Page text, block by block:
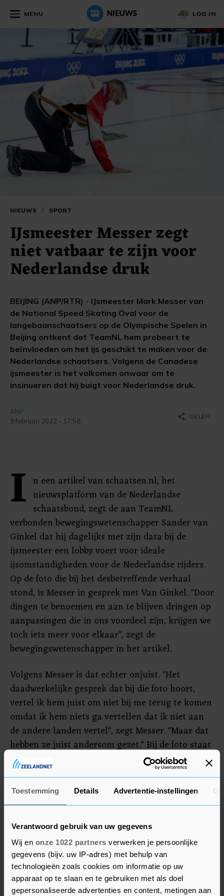
Toestemming Details Advertentie-instellingen
Verantwoord gebruik van uw gegevens
Wij en onze 1022 partners verwerken je persoonlijke
gegevens (bijv. uw IP-adres) met behulp van
technologieën zoals cookies om informatie op uw
apparaat op te slaan en te gebruiken met als doel
gepersonaliseerde advertenties en content, metingen aan
MENU LOG IN
NIEUWS / SPORT
IJsmeester Messer zegt
niet vatbaar te zijn voor
Nederlandse druk
BEIJING (ANP/RTR) - IJsmeester Mark Messer van
de National Speed Skating Oval voor de
langebaanschaatsers op de Olympische Spelen in
Beijing ontkent dat TeamNL hem probeert te
beïnvloeden om het ijs geschikt te maken voor de
Nederlandse schaatsers. Volgens de Canadese
ijsmeester is het volkomen onwaar om te
insinueren dat hij buigt voor Nederlandse druk.
ANP
9 februari 2022 - 17:58
share DELEN
I n een artikel van schaatsen.nl, het
nieuwsplatform van de Nederlandse
schaatsbond, zegt de aan TeamNL
verbonden bewegingswetenschapper Sander van
Ginkel dat hij dagelijks met zijn data bij de
ijsmeester een lobby voert voor ideale
ijsomstandigheden voor de Nederlandse rijders.
Op de foto die bij het desbetreffende verhaal
stond, is Messer in gesprek met Van Ginkel. "Door
dingen te benoemen en aan te blijven dringen op
aanpassingen die in ons voordeel zijn, krijgen we
toch iets meer voor elkaar", zegt de
bewegingswetenschapper in het artikel.
Volgens Messer is dat echter onjuist. "Het
daadwerkelijke gesprek dat bij die foto hoort,
vertel ik hem juist om niet bij me terug te komen
omdat ik hem niets ga vertellen dat ik niet aan
de andere landen vertel", zegt Messer. "Maar dat
hebben ze juist andersom gezet." Bij de foto staat
dat Messer juist luistert naar de uitleg van Van
Ginkel.
Volgens de ijsmeester staat zijn reputatie op het
en hoe het zich heeft ontsponnen", zei Messer, die
normaal de ijsvloer bepaalt op de Olympic Oval
in Calgary.